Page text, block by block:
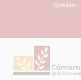
Quedan: -